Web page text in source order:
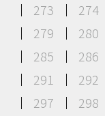
273
274
279
280
285
286
291
292
297
298